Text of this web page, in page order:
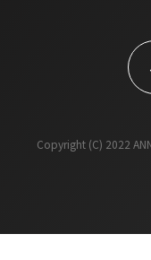
Copyright (C) 2022